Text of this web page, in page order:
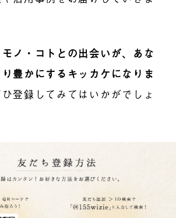
ノ・コトとの出会いが、あな
豊かにするキッカケになりま
登録してみてはいかがでしょ